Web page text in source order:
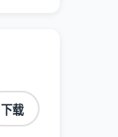
下载